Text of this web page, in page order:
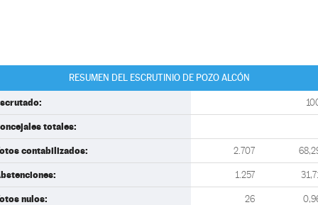
RESUMEN DEL ESCRUTINIO DE POZO ALCÓN
totales:
contabilizados: 2.707
1.257
nulos: 26